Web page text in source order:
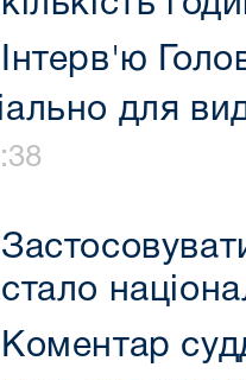
Інтерв'ю
для
стало
Коментар